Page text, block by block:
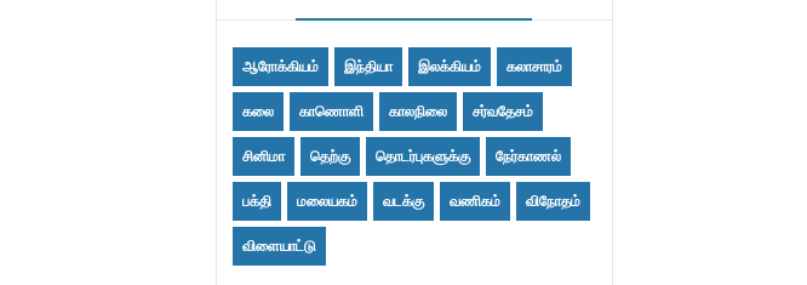
ஆரோக்கியம் இந்தியா இலக்கியம் கலாசாரம்
கலை காணொளி காலநிலை சர்வதேசம்
சினிமா தெற்கு தொடர்புகளுக்கு நேர்காணல்
பக்தி மலையகம் வடக்கு வணிகம் விநோதம்
விளையாட்டு